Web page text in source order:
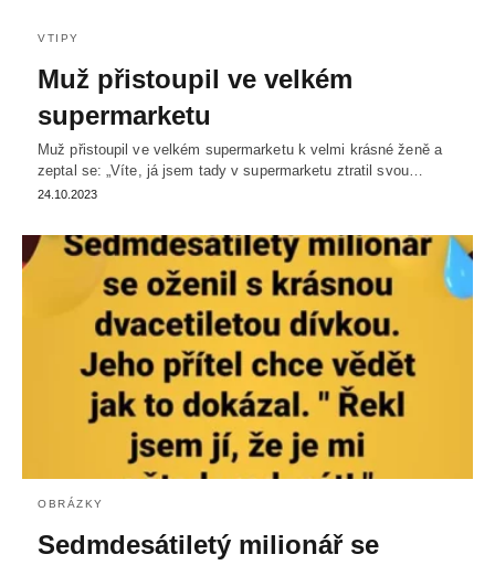
VTIPY
Muž přistoupil ve velkém
supermarketu
Muž přistoupil ve velkém supermarketu k velmi krásné ženě a
zeptal se: „Víte, já jsem tady v supermarketu ztratil svou…
24.10.2023
OBRÁZKY
Sedmdesátiletý milionář se